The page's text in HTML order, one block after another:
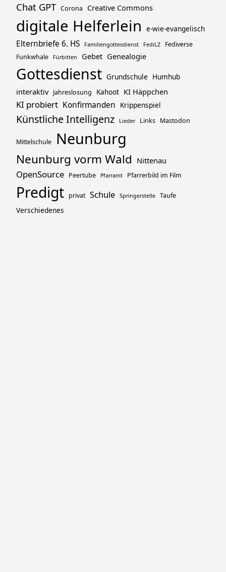
Chat GPT Corona Creative Commons
digitale Helferlein e-wie-evangelisch
Elternbriefe 6. HS Familiengottesdienst FediLZ
Fediverse
Funkwhale
Fürbitten Gebet Genealogie
Gottesdienst Grundschule Humhub
interaktiv Jahreslosung Kahoot KI Häppchen
KI probiert Konfirmanden Krippenspiel
Künstliche Intelligenz Lieder Links Mastodon
Mittelschule Neunburg
Neunburg vorm Wald Nittenau
OpenSource Peertube Pfarramt Pfarrerbild im Film
Predigt privat Schule Springerstelle Taufe
Verschiedenes